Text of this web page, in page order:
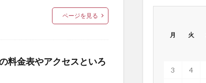
ページを見る
料金表やアクセスといろ
月 火
3 4